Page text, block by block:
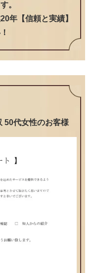
。
年【信頼と実績】
50代女性のお客様